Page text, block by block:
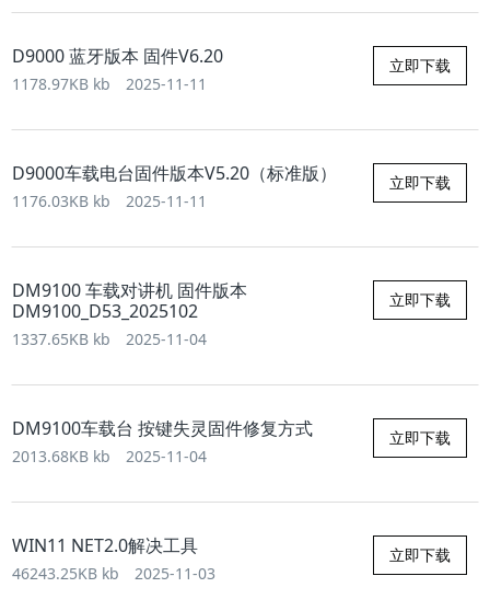
立即下载
D9000 蓝牙版本 固件V6.20
1178.97KB kb 2025-11-11
立即下载
D9000车载电台固件版本V5.20（标准版）
1176.03KB kb 2025-11-11
立即下载
DM9100 车载对讲机 固件版本
DM9100_D53_2025102
1337.65KB kb 2025-11-04
立即下载
DM9100车载台 按键失灵固件修复方式
2013.68KB kb 2025-11-04
立即下载
WIN11 NET2.0解决工具
46243.25KB kb 2025-11-03